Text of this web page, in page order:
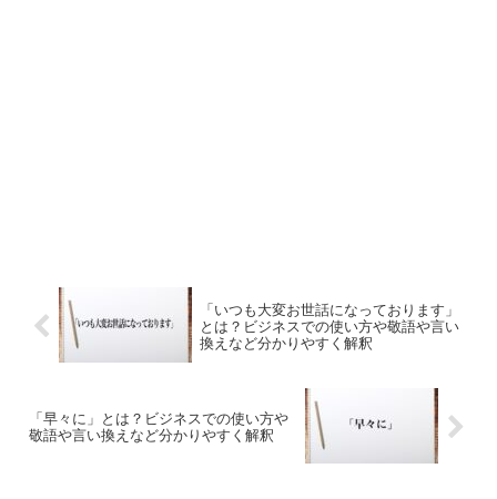
「いつも大変お世話になっております」
とは？ビジネスでの使い方や敬語や言い
換えなど分かりやすく解釈
「早々に」とは？ビジネスでの使い方や
敬語や言い換えなど分かりやすく解釈